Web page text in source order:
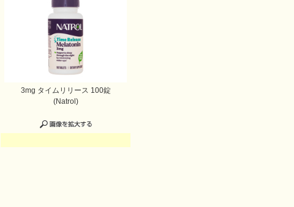
3mg タイムリリース 100錠
(Natrol)